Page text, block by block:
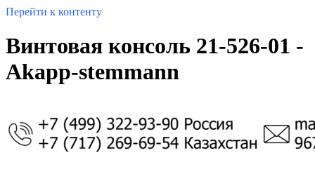
Перейти к контенту
Винтовая консоль 21-526-01 -
Akapp-stemmann